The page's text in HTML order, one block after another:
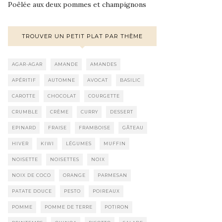
Poêlée aux deux pommes et champignons
TROUVER UN PETIT PLAT PAR THÈME
AGAR-AGAR AMANDE AMANDES
APÉRITIF AUTOMNE AVOCAT BASILIC
CAROTTE CHOCOLAT COURGETTE
CRUMBLE CRÈME CURRY DESSERT
EPINARD FRAISE FRAMBOISE GÂTEAU
HIVER KIWI LÉGUMES MUFFIN
NOISETTE NOISETTES NOIX
NOIX DE COCO ORANGE PARMESAN
PATATE DOUCE PESTO POIREAUX
POMME POMME DE TERRE POTIRON